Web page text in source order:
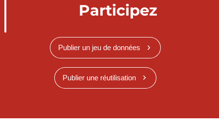
Participez
Publier un jeu de données
Publier une réutilisation